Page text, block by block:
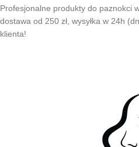
Profesjonalne produkty do paznokci
dostawa od 250 zł, wysyłka w 24h
klienta!